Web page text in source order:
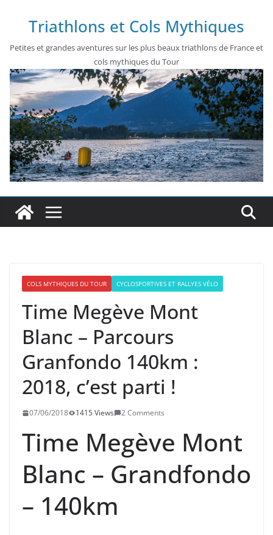
contenu
Triathlons et Cols Mythiques
Petites et grandes aventures sur les plus beaux triathlons de France et
cols mythiques du Tour
COLS MYTHIQUES DU TOUR CYCLOSPORTIVES ET RALLYES VÉLO
Time Megève Mont
Blanc – Parcours
Granfondo 140km :
2018, c’est parti !
07/06/2018 1415 Views 2 Comments
Time Megève Mont
Blanc – Grandfondo
– 140km